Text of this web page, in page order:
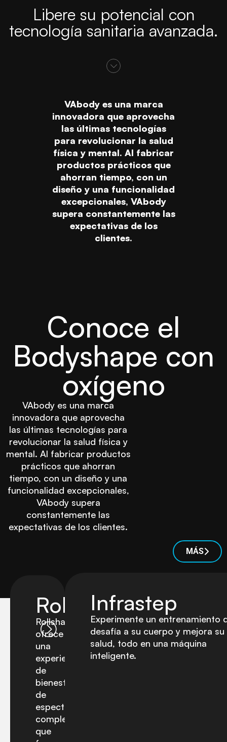
Libere su potencial con
tecnología sanitaria avanzada.
VAbody es una marca
innovadora que aprovecha
las últimas tecnologías
para revolucionar la salud
física y mental. Al fabricar
productos prácticos que
ahorran tiempo, con un
diseño y una funcionalidad
excepcionales, VAbody
supera constantemente las
expectativas de los
clientes.
Conoce el
Bodyshape con
oxígeno
VAbody es una marca
innovadora que aprovecha
las últimas tecnologías para
revolucionar la salud física y
mental. Al fabricar productos
prácticos que ahorran
tiempo, con un diseño y una
funcionalidad excepcionales,
VAbody supera
constantemente las
expectativas de los clientes.
MÁS
Rollshape
Rollshape
ofrece
una
experiencia
de
bienestar
de
espectro
completo
que
Infrastep
Experimente un entrenamiento
desafía a su cuerpo y mejora su
salud, todo en una máquina
inteligente.